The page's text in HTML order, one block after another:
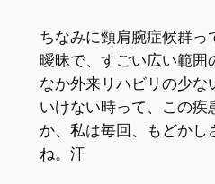
ちなみに頸肩腕症候群っ
曖昧で、すごい広い範囲
なか外来リハビリの少な
いけない時って、この疾
か、私は毎回、もどかし
ね。汗